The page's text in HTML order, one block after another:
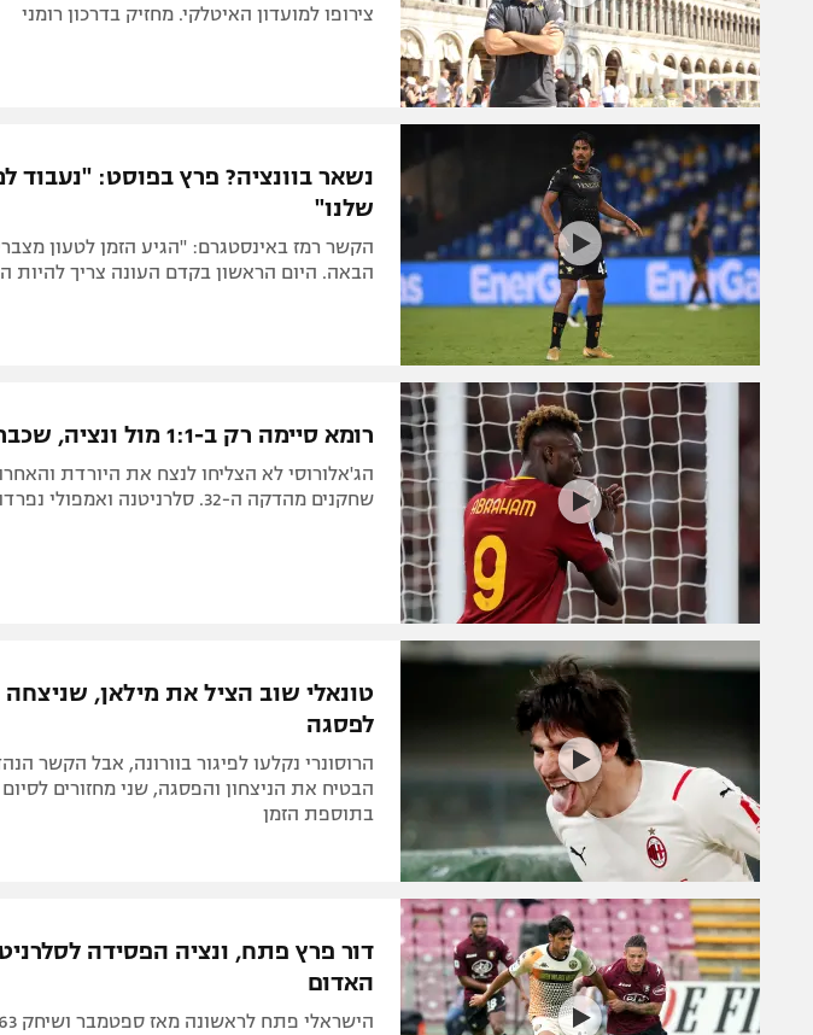
צירופו למועדון האיטלקי. מחזיק בדרכון רומני
נשאר בוונציה? פרץ בפוסט:
שלנו"
הקשר רמז באינסטגרם: "הגיע הזמן לטעון
הבאה. היום הראשון בקדם העונה צריך להיות
רומא סיימה רק ב-1:1 מול ונציה, שכבר ירדה, 24 דקות לפרץ
שחקנים מהדקה ה-32. סלרניטנה ואמפולי נפרדו ב-1:1
לפסגה
הרוסונרי נקלעו לפיגור בוורונה, אבל הקשר
הבטיח את הניצחון והפסגה, שני מחזורים
בתוספת הזמן
דור פרץ פתח, ונציה הפסידה
האדום